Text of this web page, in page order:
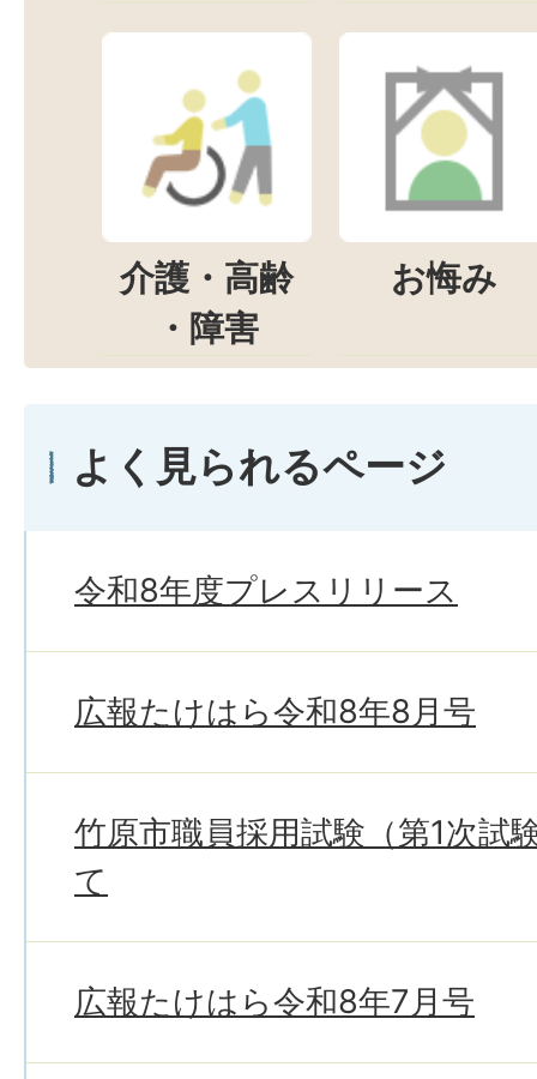
介護・高齢
・障害
お悔み
よく見られるページ
令和8年度プレスリリース
広報たけはら令和8年8月号
竹原市職員採用試験（第1次試
て
広報たけはら令和8年7月号